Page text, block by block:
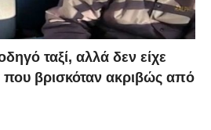
ταξί, αλλά δεν είχε
που βρισκόταν ακριβώς από